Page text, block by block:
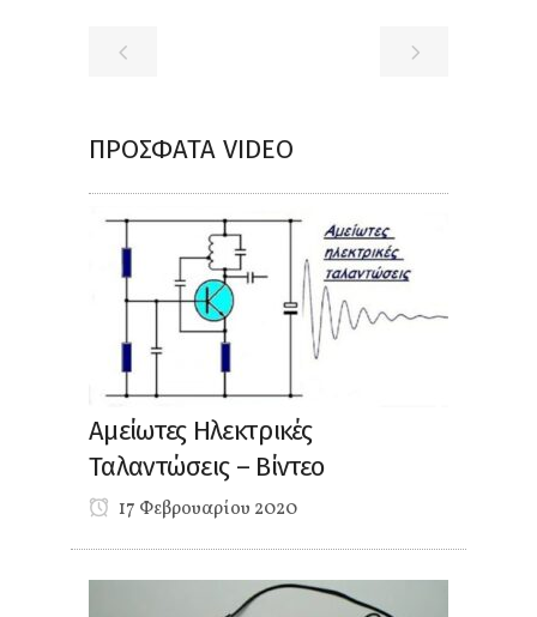
ΠΡΌΣΦΑΤΑ VIDEO
Αμείωτες Ηλεκτρικές
Ταλαντώσεις – Βίντεο
17 Φεβρουαρίου 2020